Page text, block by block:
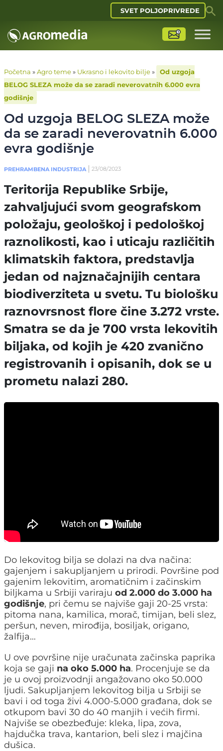
SVET POLJOPRIVREDE
Početna »Agro teme» Ukrasno i lekovito bilje»
Od uzgoja
BELOG SLEZA može da se zaradi neverovatnih 6.000 evra
godišnje
Od uzgoja BELOG SLEZA može
da se zaradi neverovatnih 6.000
evra godišnje
PREHRAMBENA INDUSTRIJA 23/08/2023
Teritorija Republike Srbije,
zahvaljujući svom geografskom
položaju, geološkoj i pedološkoj
raznolikosti, kao i uticaju različitih
klimatskih faktora, predstavlja
jedan od najznačajnijih centara
biodiverziteta u svetu. Tu biološku
raznovrsnost flore čine 3.272 vrste.
Smatra se da je 700 vrsta lekovitih
biljaka, od kojih je 420 zvanično
registrovanih i opisanih, dok se u
prometu nalazi 280.
Do lekovitog bilja se dolazi na dva načina:
gajenjem i sakupljanjem u prirodi. Površine pod
gajenim lekovitim, aromatičnim i začinskim
biljkama u Srbiji variraju od 2.000 do 3.000 ha
godišnje, pri čemu se najviše gaji 20-25 vrsta:
pitoma nana, kamilica, morač, timijan, beli slez,
peršun, neven, mirođija, bosiljak, origano,
žalfija…
U ove površine nije uračunata začinska paprika
koja se gaji na oko 5.000 ha. Procenjuje se da
je u ovoj proizvodnji angažovano oko 50.000
ljudi. Sakupljanjem lekovitog bilja u Srbiji se
bavi i od toga živi 4.000-5.000 građana, dok se
otkupom bavi 30 do 40 manjih i većih firmi.
Najviše se obezbeđuje: kleka, lipa, zova,
hajdučka trava, kantarion, beli slez i majčina
dušica.